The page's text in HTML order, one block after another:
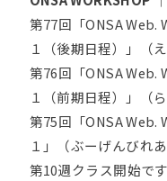
第77回「ONSA Web.
１（後期日程）」（
第76回「ONSA Web.
１（前期日程）」（
第75回「ONSA Web.
１」（ぶーげんびれあ
第10週クラス開始です